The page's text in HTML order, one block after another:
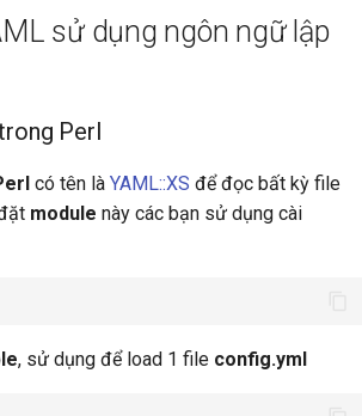
sử dụng ngôn ngữ lập
Perl
có tên là YAML::XS để đọc bất kỳ file
module này các bạn sử dụng cài
, sử dụng để load 1 file config.yml